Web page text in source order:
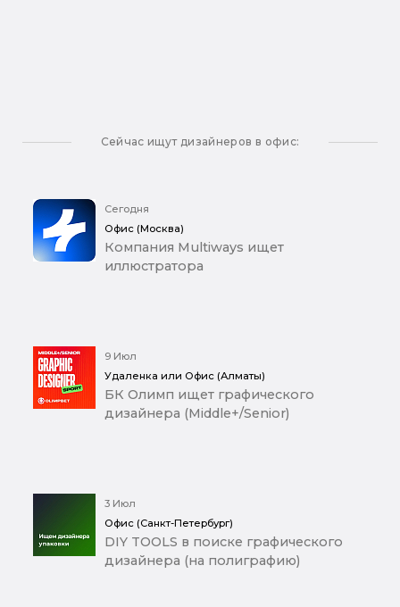
Сейчас ищут дизайнеров в офис:
Сегодня
Офис (Москва)
Компания Multiways ищет
иллюстратора
9 Июл
Удаленка или Офис (Алматы)
БК Олимп ищет графического
дизайнера (Middle+/Senior)
3 Июл
Офис (Санкт-Петербург)
DIY TOOLS в поиске графического
дизайнера (на полиграфию)